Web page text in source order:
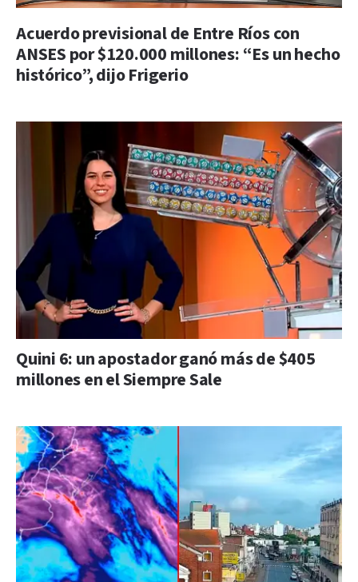
Acuerdo previsional de Entre Ríos con
ANSES por $120.000 millones: “Es un hecho
histórico”, dijo Frigerio
Quini 6: un apostador ganó más de $405
millones en el Siempre Sale